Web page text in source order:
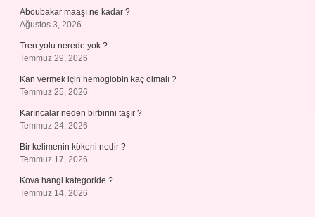
Aboubakar maaşı ne kadar ?
Ağustos 3, 2026
Tren yolu nerede yok ?
Temmuz 29, 2026
Kan vermek için hemoglobin kaç olmalı ?
Temmuz 25, 2026
Karıncalar neden birbirini taşır ?
Temmuz 24, 2026
Bir kelimenin kökeni nedir ?
Temmuz 17, 2026
Kova hangi kategoride ?
Temmuz 14, 2026